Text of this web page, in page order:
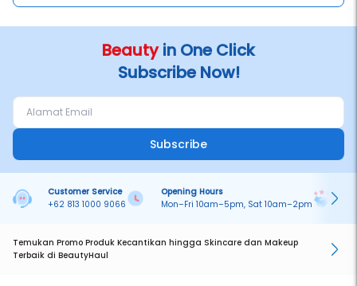
Beautyin One Click
Subscribe Now!
Subscribe
Customer Service
+62 813 1000 9066
Opening Hours
Mon–Fri 10am–5pm, Sat 10am–2pm
Temukan Promo Produk Kecantikan hingga Skincare dan Makeup
Terbaik di BeautyHaul